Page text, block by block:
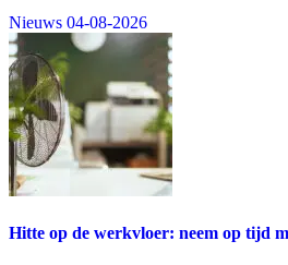
Nieuws 04-08-2026
Hitte op de werkvloer: neem op tijd